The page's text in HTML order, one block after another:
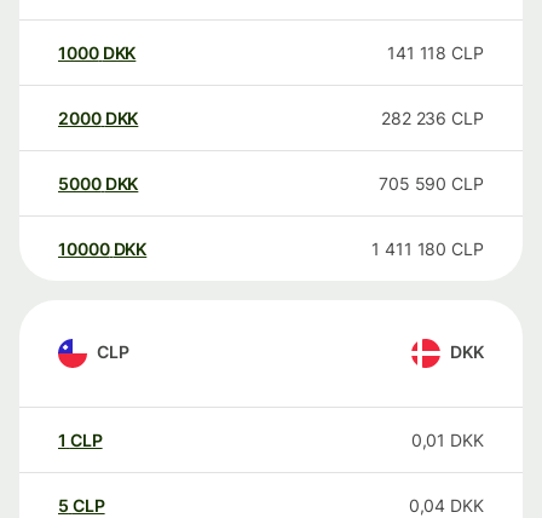
1000 DKK 141 118 CLP
2000 DKK 282 236 CLP
5000 DKK 705 590 CLP
10000 DKK 1 411 180 CLP
CLP DKK
1 CLP 0,01 DKK
5 CLP 0,04 DKK